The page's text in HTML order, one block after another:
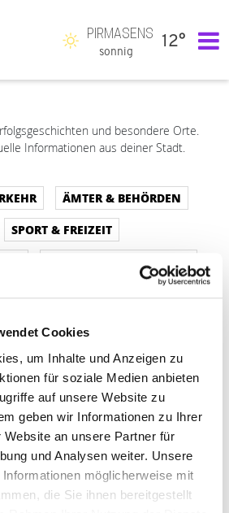
Cookies
um Inhalte und Anzeigen zu
für soziale Medien anbieten
auf unsere Website zu
geben wir Informationen zu Ihrer
Website an unsere Partner für
und Analysen weiter. Unsere
möglicherweise mit
die Sie ihnen bereitgestellt
PIRMASENS
sonnig
12°
und besondere Orte.
Informationen aus deiner Stadt.
ÄMTER & BEHÖRDEN
SPORT & FREIZEIT
REISEN & ÜBERNACHTEN
& WOHNEN
BILDUNG & MEDIEN